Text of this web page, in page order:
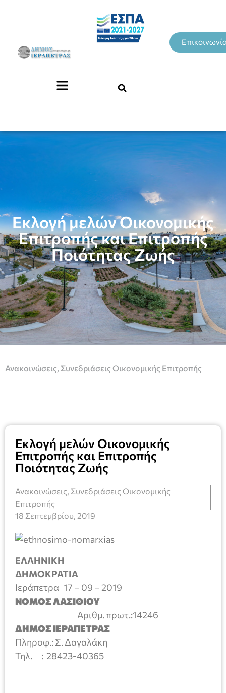
Εκλογή μελών Οικονομικής
Επιτροπής και Επιτροπής
Ποιότητας Ζωής
Ανακοινώσεις Συνεδριάσεις Οικονομικής Επιτροπής
Εκλογή μελών Οικονομικής
Επιτροπής και Επιτροπής
Ποιότητας Ζωής
Ανακοινώσεις Συνεδριάσεις Οικονομικής
Επιτροπής
18 Σεπτεμβρίου, 2019
ΕΛΛΗΝΙΚΗ
Ιεράπετρα 17 – 09 – 2019
ΝΟΜΟΣ ΛΑΣΙΘΙΟΥ
Αριθμ. πρωτ.:14246
ΔΗΜΟΣ ΙΕΡΑΠΕΤΡΑΣ
Πληροφ.: Σ. Δαγαλάκη
Τηλ. : 28423-40365